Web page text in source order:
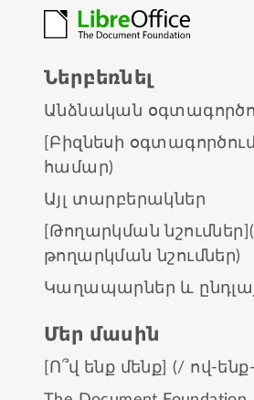
Ներբեռնել
Անձնական
[Բիզնեսի
համար)
Այլ տարբերակներ
[Թողարկման
թողարկման նշումներ)
Կաղապարներ և
Մեր մասին
[Ո՞վ ենք մենք] (/ ով-